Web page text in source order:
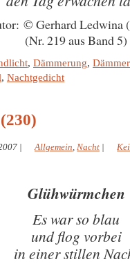
© Gerhard Ledwina
(Nr. 219 aus Band 5)
, Dämmerung,
, Nachtgedicht
| Allgemein, Nacht |
Glühwürmchen
Es war so blau
und flog vorbei
in einer stillen